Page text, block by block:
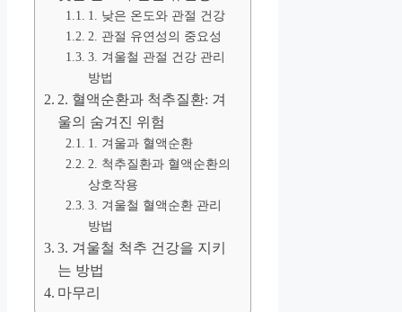
1. 낮은 온도와 관절 건강
2. 관절 유연성의 중요성
3. 겨울철 관절 건강 관리
방법
2. 혈액순환과 척추질환: 겨
울의 숨겨진 위험
1. 겨울과 혈액순환
2. 척추질환과 혈액순환의
상호작용
3. 겨울철 혈액순환 관리
방법
3. 겨울철 척추 건강을 지키
는 방법
마무리